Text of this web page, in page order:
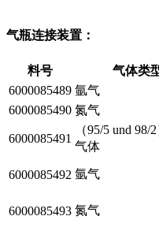
气瓶连接装置：
料号 气体类
6000085489 氩气
6000085490 氮气
6000085491
（95/5 und 98/
气体
6000085492 氩气
6000085493 氮气